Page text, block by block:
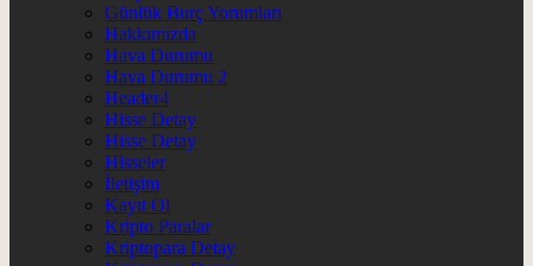
Günlük Burç Yorumları
Hakkımızda
Hava Durumu
Hava Durumu 2
Header4
Hisse Detay
Hisse Detay
Hisseler
İletişim
Kayıt Ol
Kripto Paralar
Kriptopara Detay